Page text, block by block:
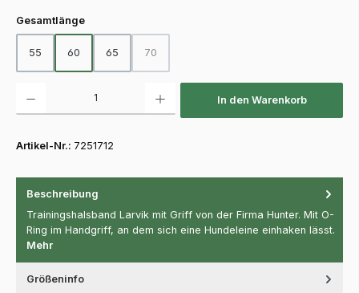
Gesamtlängeauswählen
55 60 65 70
(Diese Option ist zurzeit nicht verfügbar.)
In den Warenkorb
Artikel-Nr.: 7251712
Beschreibung
Trainingshalsband Larvik mit Griff von der Firma Hunter. Mit O-
Ring im Handgriff, an dem sich eine Hundeleine einhaken lässt.
Mehr
Größeninfo